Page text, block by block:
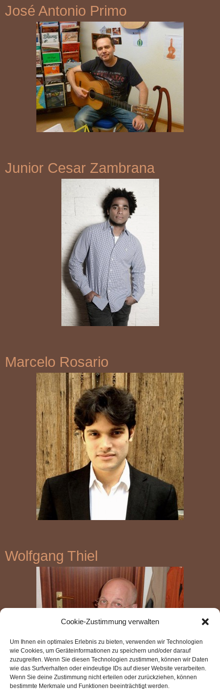
Cookie-Zustimmung verwalten
Um Ihnen ein optimales Erlebnis zu bieten, verwenden wir Technologien
wie Cookies, um Geräteinformationen zu speichern und/oder darauf
zuzugreifen. Wenn Sie diesen Technologien zustimmen, können wir Daten
wie das Surfverhalten oder eindeutige IDs auf dieser Website verarbeiten.
Wenn Sie deine Zustimmung nicht erteilen oder zurückziehen, können
bestimmte Merkmale und Funktionen beeinträchtigt werden.
José Antonio Primo
Junior Cesar Zambrana
Marcelo Rosario
Wolfgang Thiel